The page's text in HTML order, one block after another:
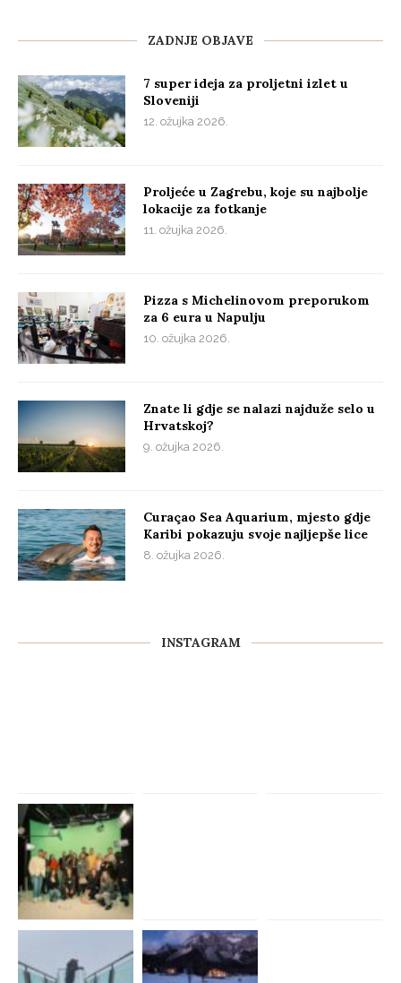
ZADNJE OBJAVE
7 super ideja za proljetni izlet u
Sloveniji
12. ožujka 2026.
Proljeće u Zagrebu, koje su najbolje
lokacije za fotkanje
11. ožujka 2026.
Pizza s Michelinovom preporukom
za 6 eura u Napulju
10. ožujka 2026.
Znate li gdje se nalazi najduže selo u
Hrvatskoj?
9. ožujka 2026.
Curaçao Sea Aquarium, mjesto gdje
Karibi pokazuju svoje najljepše lice
8. ožujka 2026.
INSTAGRAM